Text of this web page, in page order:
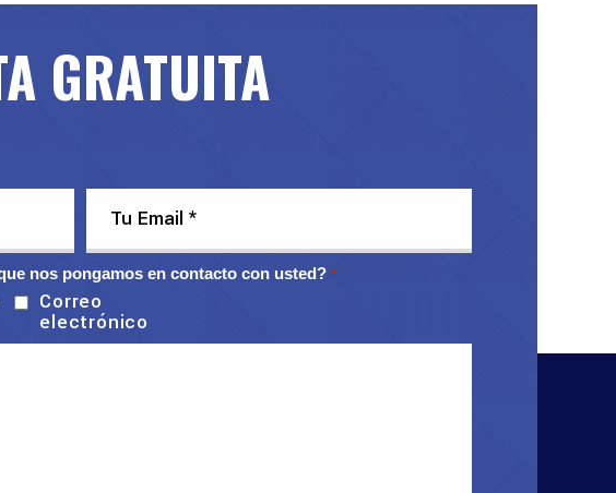
GRATUITA
nos pongamos en contacto con usted? *
Correo
electrónico